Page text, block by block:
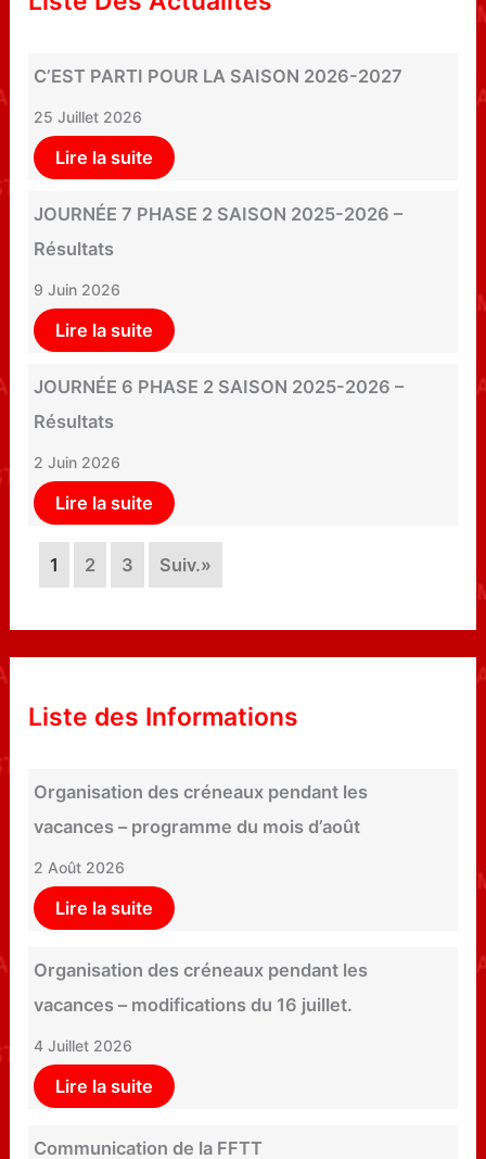
C’EST PARTI POUR LA SAISON 2026-2027
25 Juillet 2026
Lire la suite
JOURNÉE 7 PHASE 2 SAISON 2025-2026 –
Résultats
9 Juin 2026
Lire la suite
JOURNÉE 6 PHASE 2 SAISON 2025-2026 –
Résultats
2 Juin 2026
Lire la suite
1 2 3 Suiv.»
Liste des Informations
Organisation des créneaux pendant les
vacances – programme du mois d’août
2 Août 2026
Lire la suite
Organisation des créneaux pendant les
vacances – modifications du 16 juillet.
4 Juillet 2026
Lire la suite
Communication de la FFTT